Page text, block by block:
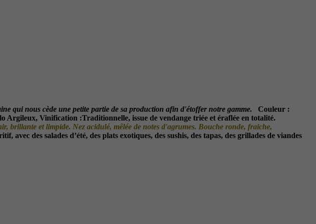
qui nous cède une petite partie de sa production afin d'étoffer notre gamme.
Couleur :
Argileux, Vinification :Traditionnelle, issue de vendange triée et éraflée en totalité.
brillante et limpide. Nez acidulé, mêlée de notes d'agrumes. Bouche ronde, fraiche,
avec des salades d’été, des plats exotiques, des sushis, des tapas, des grillades de viandes